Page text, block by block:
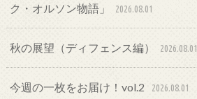
ク・オルソン物語」
2026.08.01
秋の展望（ディフェンス編） 2026.08.01
今週の一枚をお届け！vol.2 2026.08.01